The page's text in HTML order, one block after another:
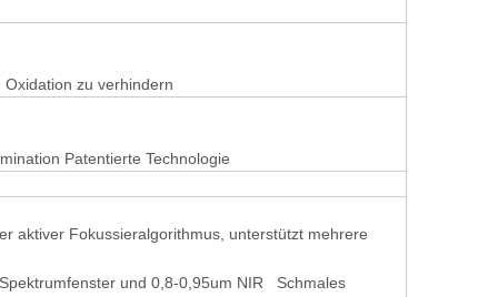
zu verhindern
Patentierte Technologie
aktiver Fokussieralgorithmus, unterstützt mehrere
und 0,8-0,95um NIR Schmales